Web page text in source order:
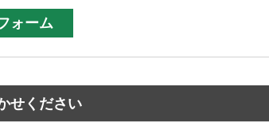
せください